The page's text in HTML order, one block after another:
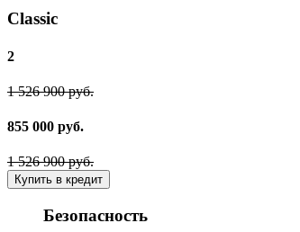
Classic
2
1 526 900 руб.
855 000 руб.
1 526 900 руб.
Купить в кредит
Безопасность